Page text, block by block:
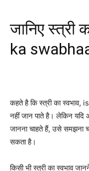
जानिए स्त्री
ka
कहते है कि स्त्री का स्वभाव,
नहीं जान पाते है। लेकिन यदि
जानना चाहते हैं, उसे समझना
सकता है।
किसी भी स्त्री का स्वभाव